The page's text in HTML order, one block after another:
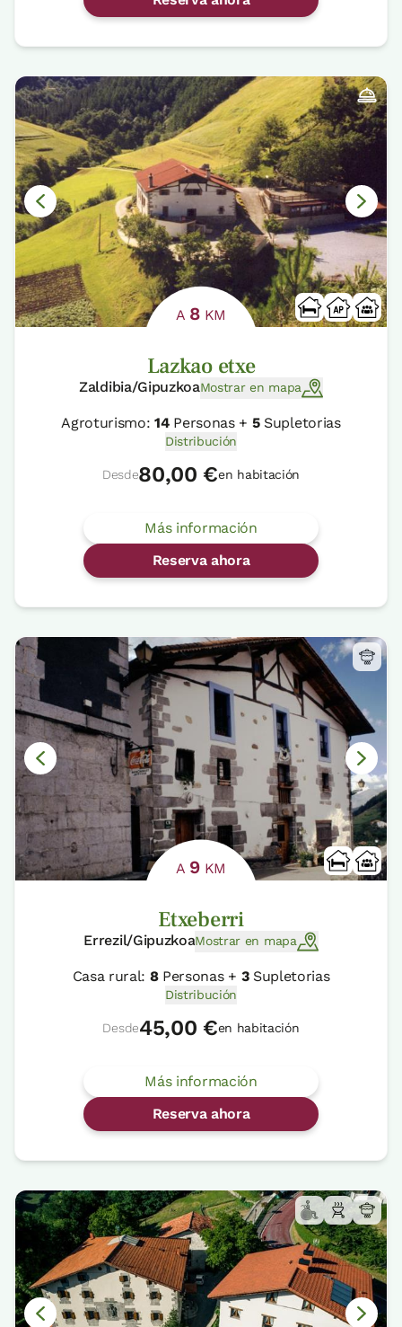
A 8 KM
Lazkao etxe
Zaldibia/GipuzkoaMostrar en mapa
Agroturismo:14Personas + 5Supletorias
Distribución
Desde80,00 €en habitación
Más información
Reserva ahora
A 9 KM
Etxeberri
Errezil/GipuzkoaMostrar en mapa
Casa rural: 8Personas + 3Supletorias
Distribución
Desde45,00 €en habitación
Más información
Reserva ahora